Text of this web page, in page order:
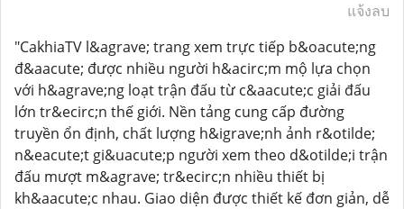
แจ้งลบ
"CakhiaTV l&agrave; trang xem trực tiếp b&oacute;ng
đ&aacute; được nhiều người h&acirc;m mộ lựa chọn
với h&agrave;ng loạt trận đấu từ c&aacute;c giải đấu
lớn tr&ecirc;n thế giới. Nền tảng cung cấp đường
truyền ổn định, chất lượng h&igrave;nh ảnh r&otilde;
n&eacute;t gi&uacute;p người xem theo d&otilde;i trận
đấu mượt m&agrave; tr&ecirc;n nhiều thiết bị
kh&aacute;c nhau. Giao diện được thiết kế đơn giản, dễ